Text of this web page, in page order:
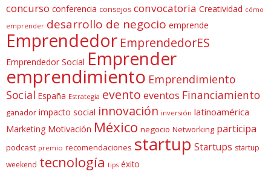
concurso conferencia consejos convocatoria Creatividad cómo
emprender desarrollo de negocio emprende
Emprendedor EmprendedorES
Emprendedor Social Emprender
emprendimiento Emprendimiento
Social España Estrategia evento eventos Financiamiento
ganador impacto social innovación inversión latinoamérica
Marketing Motivación México negocio Networking participa
podcast premio recomendaciones startup Startups startup
weekend tecnología tips éxito